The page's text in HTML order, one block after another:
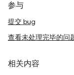
参与
提交 bug
查看未处理完毕的问
相关内容